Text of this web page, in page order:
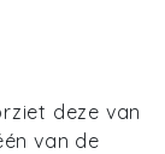
deze van
van de